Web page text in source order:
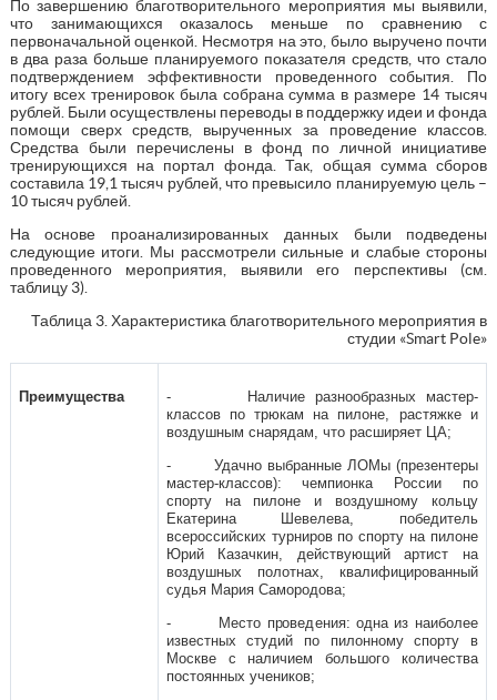
По завершению благотворительного мероприятия мы выявили,
что занимающихся оказалось меньше по сравнению с
первоначальной оценкой. Несмотря на это, было выручено почти
в два раза больше планируемого показателя средств, что стало
подтверждением эффективности проведенного события. По
итогу всех тренировок была собрана сумма в размере 14 тысяч
рублей. Были осуществлены переводы в поддержку идеи и фонда
помощи сверх средств, вырученных за проведение классов.
Средства были перечислены в фонд по личной инициативе
тренирующихся на портал фонда. Так, общая сумма сборов
составила 19,1 тысяч рублей, что превысило планируемую цель –
10 тысяч рублей.
На основе проанализированных данных были подведены
следующие итоги. Мы рассмотрели сильные и слабые стороны
проведенного мероприятия, выявили его перспективы (см.
таблицу 3).
Таблица 3. Характеристика благотворительного мероприятия в
студии «Smart Pole»
Преимущества
- Наличие разнообразных мастер-
классов по трюкам на пилоне, растяжке и
воздушным снарядам, что расширяет ЦА;
- Удачно выбранные ЛОМы (презентеры
мастер-классов): чемпионка России по
спорту на пилоне и воздушному кольцу
Екатерина Шевелева, победитель
всероссийских турниров по спорту на пилоне
Юрий Казачкин, действующий артист на
воздушных полотнах, квалифицированный
судья Мария Самородова;
- Место проведения: одна из наиболее
известных студий по пилонному спорту в
Москве с наличием большого количества
постоянных учеников;